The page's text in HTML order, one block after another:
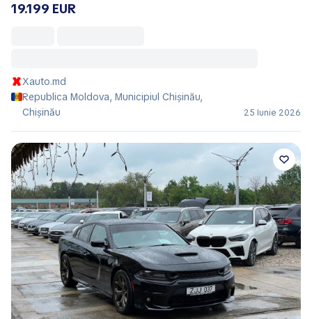
19.199 EUR
Xauto.md
Republica Moldova, Municipiul Chișinău,
Chișinău
25 Iunie 2026